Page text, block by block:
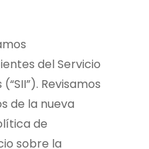
del Servicio
Revisamos
de la nueva
de
sobre la